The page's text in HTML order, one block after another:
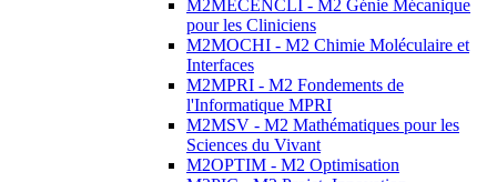
M2MECENCLI - M2 Génie Mécanique
pour les Cliniciens
M2MOCHI - M2 Chimie Moléculaire et
Interfaces
M2MPRI - M2 Fondements de
l'Informatique MPRI
M2MSV - M2 Mathématiques pour les
Sciences du Vivant
M2OPTIM - M2 Optimisation